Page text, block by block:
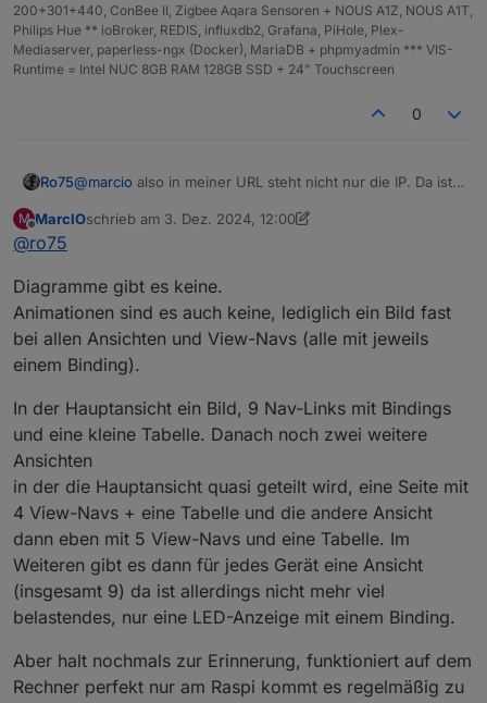
200+301+440, ConBee II, Zigbee Aqara Sensoren + NOUS A1Z, NOUS A1T,
Philips Hue ** ioBroker, REDIS, influxdb2, Grafana, PiHole, Plex-
Mediaserver, paperless-ngx (Docker), MariaDB + phpmyadmin *** VIS-
Runtime = Intel NUC 8GB RAM 128GB SSD + 24" Touchscreen
0
Ro75@marcio also in meiner URL steht nicht nur die IP. Da ist
Hast du Flot, echarts oder Grafena Diagramme
Wie viele Objekte pro View?
Ro75
M
Offline
MarcIOschrieb am 3. Dez. 2024, 12:00
zuletzt editiert von MarcIO12. März 2024, 13:01
@ro75
Diagramme gibt es keine.
Animationen sind es auch keine, lediglich ein Bild fast
bei allen Ansichten und View-Navs (alle mit jeweils
einem Binding).
In der Hauptansicht ein Bild, 9 Nav-Links mit Bindings
und eine kleine Tabelle. Danach noch zwei weitere
Ansichten
in der die Hauptansicht quasi geteilt wird, eine Seite mit
4 View-Navs + eine Tabelle und die andere Ansicht
dann eben mit 5 View-Navs und eine Tabelle. Im
Weiteren gibt es dann für jedes Gerät eine Ansicht
(insgesamt 9) da ist allerdings nicht mehr viel
belastendes, nur eine LED-Anzeige mit einem Binding.
Aber halt nochmals zur Erinnerung, funktioniert auf dem
Rechner perfekt nur am Raspi kommt es regelmäßig zu